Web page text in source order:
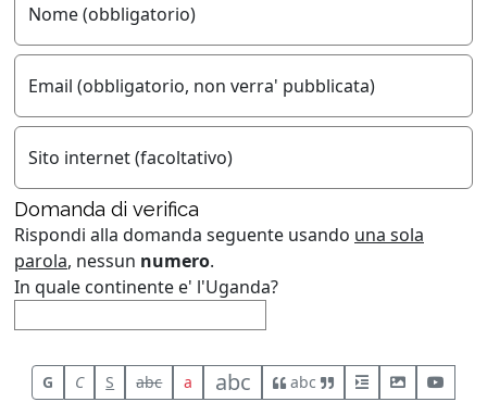
Nome (obbligatorio)
Email (obbligatorio, non verra' pubblicata)
Sito internet (facoltativo)
Domanda di verifica
Rispondi alla domanda seguente usando una sola
parola, nessun numero.
In quale continente e' l'Uganda?
G C S abc a abc
abc